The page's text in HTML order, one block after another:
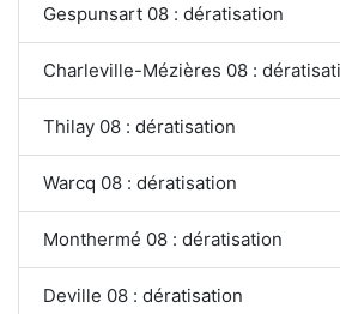
Gespunsart 08 : dératisation
Charleville-Mézières 08 :
Thilay 08 : dératisation
Warcq 08 : dératisation
Monthermé 08 : dératisation
Deville 08 : dératisation